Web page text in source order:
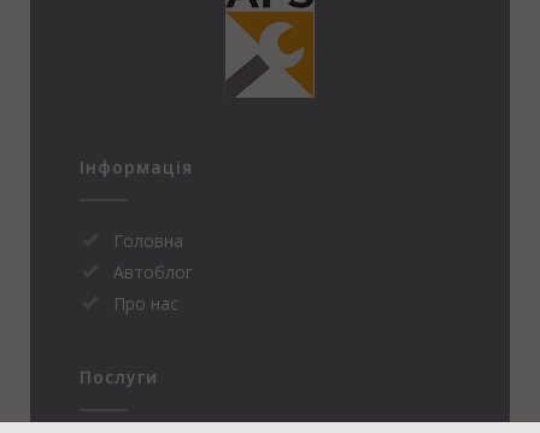
Інформація
Головна
Автоблог
Про нас
Послуги